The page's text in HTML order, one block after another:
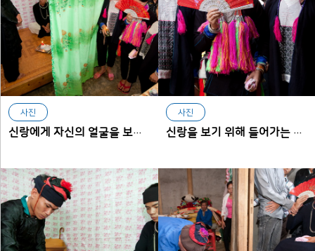
사진
신랑에게 자신의 얼굴을 보이지 않기 위해 부채로 얼굴을 가린 신부
사진
신랑을 보기 위해 들어가는 신부